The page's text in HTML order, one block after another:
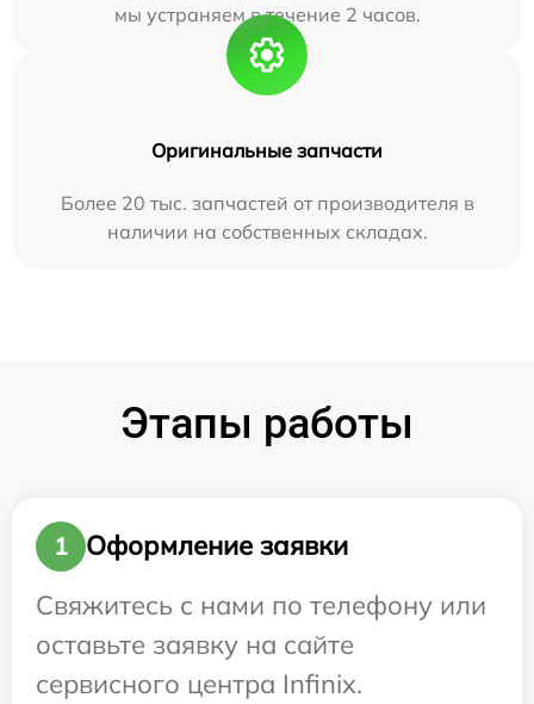
мы устраняем в течение 2 часов.
Оригинальные запчасти
Более 20 тыс. запчастей от производителя в
наличии на собственных складах.
Этапы работы
1
Оформление заявки
Свяжитесь с нами по телефону или
оставьте заявку на сайте
сервисного центра Infinix.